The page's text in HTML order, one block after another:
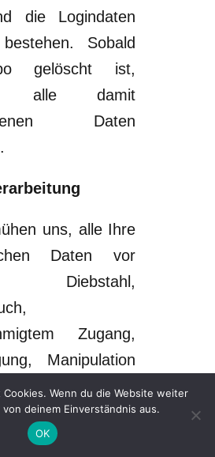
die Logindaten
Sobald
gelöscht ist,
alle damit
Daten
uns, alle Ihre
Daten vor
Diebstahl,
Zugang,
Manipulation
zu schützen.
bei uns
Daten sind
Wenn du die Website weiter
deinem Einverständnis aus.
OK